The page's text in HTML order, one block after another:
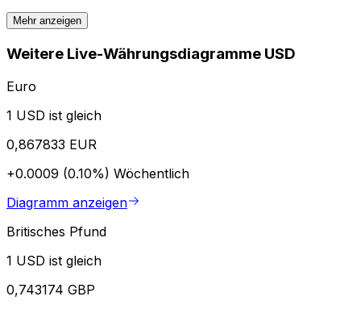
Mehr anzeigen
Weitere Live-Währungsdiagramme USD
Euro
1 USD ist gleich
0,867833 EUR
+0.0009 (0.10%) Wöchentlich
Diagramm anzeigen
Britisches Pfund
1 USD ist gleich
0,743174 GBP